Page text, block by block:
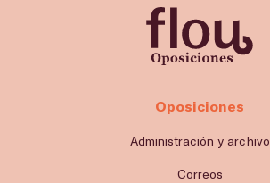
Oposiciones
Administración y archivo
Correos